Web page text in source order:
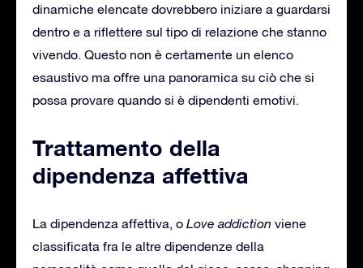
dinamiche elencate dovrebbero iniziare a guardarsi
dentro e a riflettere sul tipo di relazione che stanno
vivendo. Questo non è certamente un elenco
esaustivo ma offre una panoramica su ciò che si
possa provare quando si è dipendenti emotivi.
Trattamento della
dipendenza affettiva
La dipendenza affettiva, o Love addiction viene
classificata fra le altre dipendenze della